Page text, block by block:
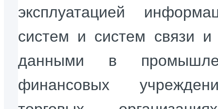
эксплуатацией
систем и систем связи
данными в
финансовых